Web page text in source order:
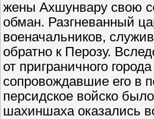
жены Ахшунвару свою
обман. Разгневанный
военачальников,
обратно к Перозу.
от приграничного
сопровождавшие его в
персидское войско
шахиншаха оказались